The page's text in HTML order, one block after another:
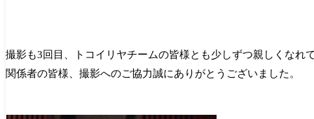
撮影も3回目、トコイリヤチームの皆様とも少しずつ親しくなれ
関係者の皆様、撮影へのご協力誠にありがとうございました。